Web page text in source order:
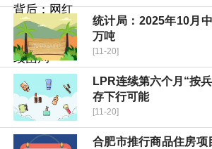
统计局：2025年10月
万吨
[11-20]
LPR连续第六个月“按
存下行可能
[11-20]
合肥市推行商品住房项